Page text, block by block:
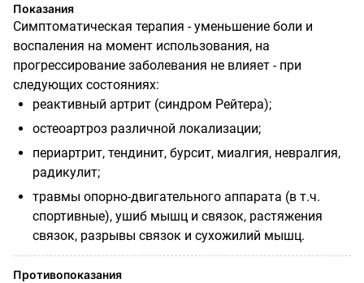
Показания
Симптоматическая терапия - уменьшение боли и
воспаления на момент использования, на
прогрессирование заболевания не влияет - при
следующих состояниях:
реактивный артрит (синдром Рейтера);
остеоартроз различной локализации;
периартрит, тендинит, бурсит, миалгия, невралгия,
радикулит;
травмы опорно-двигательного аппарата (в т.ч.
спортивные), ушиб мышц и связок, растяжения
связок, разрывы связок и сухожилий мышц.
Противопоказания